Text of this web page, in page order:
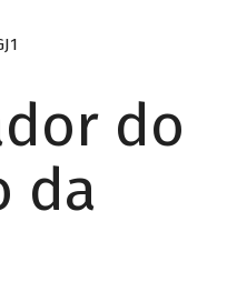
do
da